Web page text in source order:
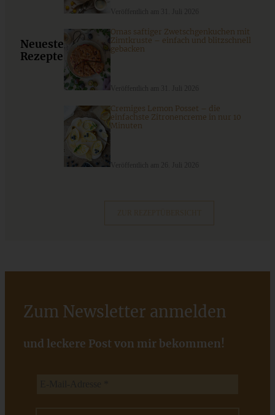
Sahne
ZUM BEITRAG
Schweizer Wurstsalat mit Käse - einfach, würzig und in 15
Minuten auf dem Tisch!
Neueste
Rezepte
Omas saftiger Zwetschgenkuchen mit
Zimtkruste – einfach und blitzschnell
gebacken
Veröffentlich am 31. Juli 2026
Cremiges Lemon Posset – die
einfachste Zitronencreme in nur 10
Minuten
Veröffentlich am 26. Juli 2026
Zum Newsletter anmelden
und leckere Post von mir bekommen!